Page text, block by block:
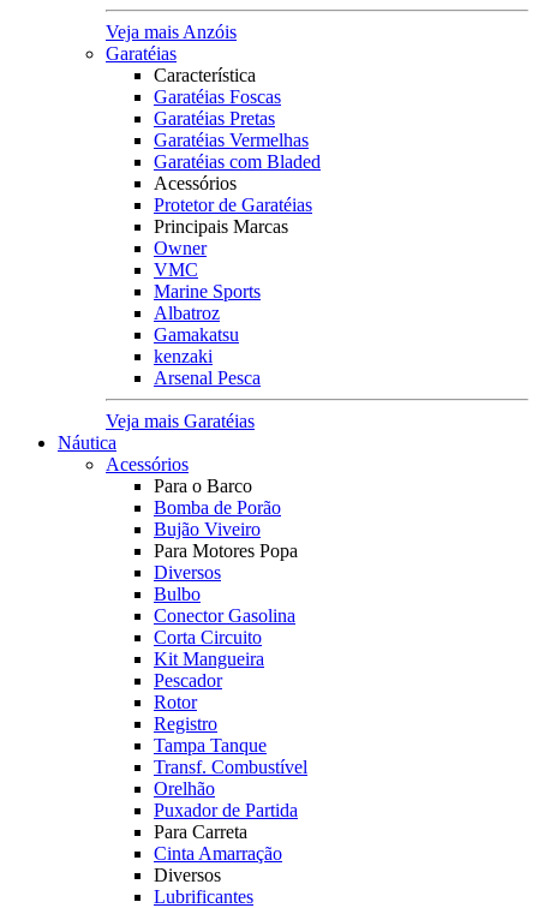
Veja mais Anzóis
Garatéias
Característica
Garatéias Foscas
Garatéias Pretas
Garatéias Vermelhas
Garatéias com Bladed
Acessórios
Protetor de Garatéias
Principais Marcas
Owner
VMC
Marine Sports
Albatroz
Gamakatsu
kenzaki
Arsenal Pesca
Veja mais Garatéias
Náutica
Acessórios
Para o Barco
Bomba de Porão
Bujão Viveiro
Para Motores Popa
Diversos
Bulbo
Conector Gasolina
Corta Circuito
Kit Mangueira
Pescador
Rotor
Registro
Tampa Tanque
Transf. Combustível
Orelhão
Puxador de Partida
Para Carreta
Cinta Amarração
Diversos
Lubrificantes